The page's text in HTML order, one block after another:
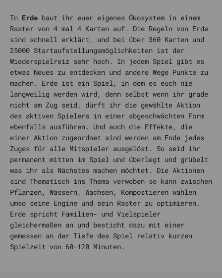
In Erde baut ihr euer eigenes Ökosystem in einem
Raster von 4 mal 4 Karten auf. Die Regeln von Erde
sind schnell erklärt, und bei über 360 Karten und
25000 Startaufstellungsmöglichkeiten ist der
Wiederspielreiz sehr hoch. In jedem Spiel gibt es
etwas Neues zu entdecken und andere Wege Punkte zu
machen. Erde ist ein Spiel, in dem es euch nie
langweilig werden wird, denn selbst wenn ihr grade
nicht am Zug seid, dürft ihr die gewählte Aktion
des aktiven Spielers in einer abgeschwächten Form
ebenfalls ausführen. Und auch die Effekte, die
einer Aktion zugeordnet sind werden am Ende jedes
Zuges für alle Mitspieler ausgelöst. So seid ihr
permanent mitten im Spiel und überlegt und grübelt
was ihr als Nächstes machen möchtet. Die Aktionen
sind Thematisch ins Thema verwoben so kann zwischen
Pflanzen, Wässern, Wachsen, Kompostieren wählen
umso seine Engine und sein Raster zu optimieren.
Erde spricht Familien- und Vielspieler
gleichermaßen an und besticht dazu mit einer
gemessen an der Tiefe des Spiel relativ kurzen
Spielzeit von 60-120 Minuten.